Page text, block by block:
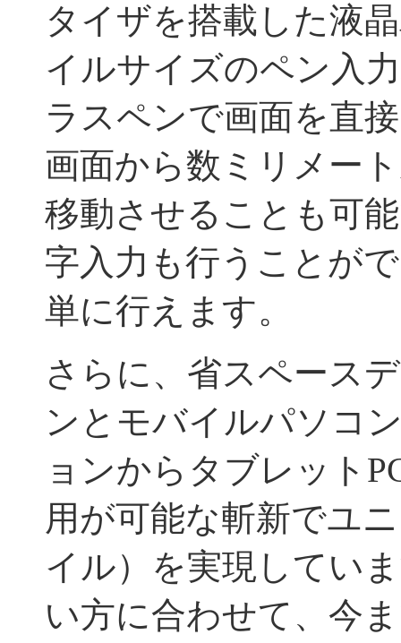
タイザを搭載した液
イルサイズのペン入
ラスペンで画面を直
画面から数ミリメー
移動させることも可
字入力も行うことが
単に行えます。
さらに、省スペース
ンとモバイルパソコ
ョンからタブレット
用が可能な斬新でユ
イル）を実現してい
い方に合わせて、今